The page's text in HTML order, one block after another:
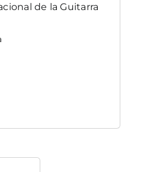
de la Guitarra